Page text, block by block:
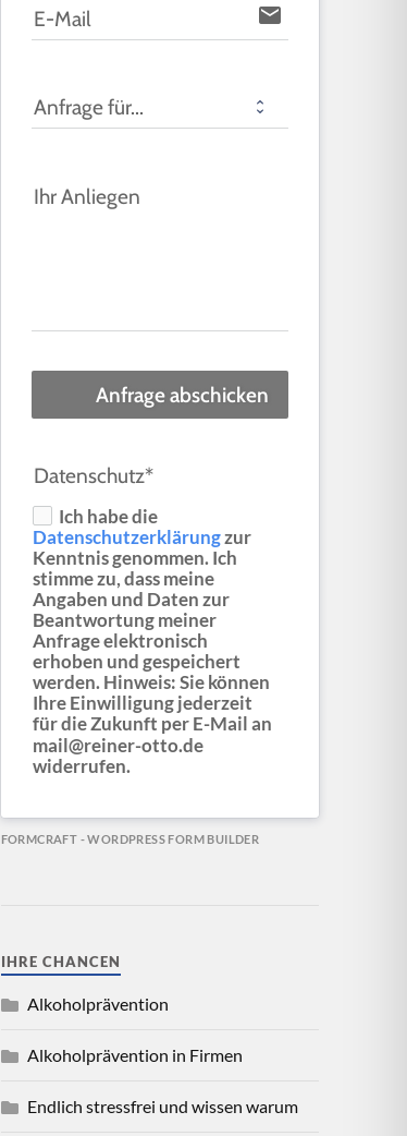
E-Mail email
Anfrage für...
Ihr Anliegen
Anfrage abschicken
Datenschutz*
Ich habe die
Datenschutzerklärungzur
Kenntnis genommen. Ich
stimme zu, dass meine
Angaben und Daten zur
Beantwortung meiner
Anfrage elektronisch
erhoben und gespeichert
werden. Hinweis: Sie können
Ihre Einwilligung jederzeit
für die Zukunft per E-Mail an
mail@reiner-otto.de
widerrufen.
FORMCRAFT - WORDPRESS FORM BUILDER
IHRE CHANCEN
Alkoholprävention
Alkoholprävention in Firmen
Endlich stressfrei und wissen warum